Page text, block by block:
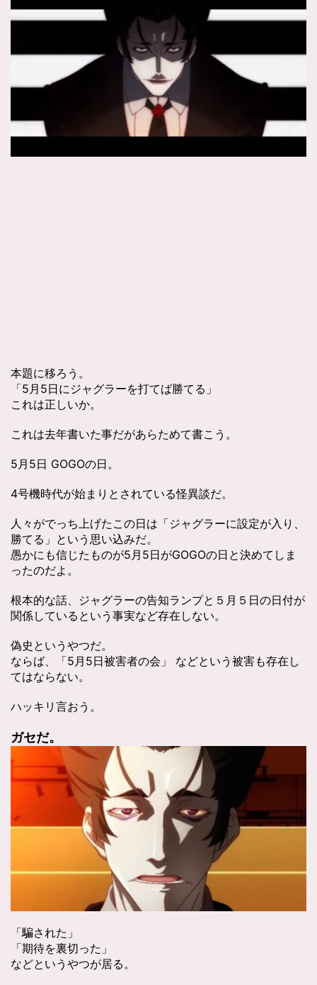
本題に移ろう。
「5月5日にジャグラーを打てば勝てる」
これは正しいか。
これは去年書いた事だがあらためて書こう。
5月5日 GOGOの日。
4号機時代が始まりとされている怪異談だ。
人々がでっち上げたこの日は「ジャグラーに設定が入り、
勝てる」という思い込みだ。
愚かにも信じたものが5月5日がGOGOの日と決めてしま
ったのだよ。
根本的な話、ジャグラーの告知ランプと５月５日の日付が
関係しているという事実など存在しない。
偽史というやつだ。
ならば、「5月5日被害者の会」 などという被害も存在し
てはならない。
ハッキリ言おう。
ガセだ。
「騙された」
「期待を裏切った」
などというやつが居る。